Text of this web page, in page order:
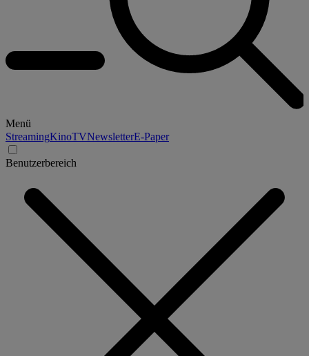
Menü
StreamingKinoTVNewsletterE-Paper
Benutzerbereich